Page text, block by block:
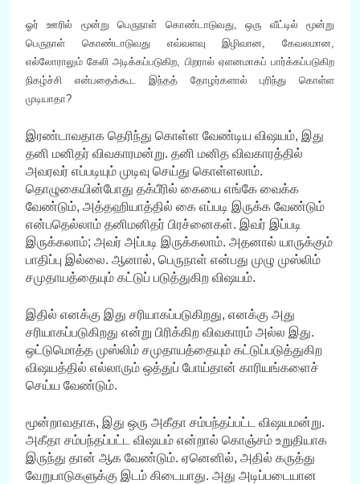
ஓர் ஊரில் மூன்று பெருநாள் கொண்டாடுவது, ஒரு வீட்டில் மூன்று
பெருநாள் கொண்டாடுவது எவ்வளவு இழிவான, கேவலமான,
எல்லோராலும் கேலி அடிக்கப்படுகிற, பிறரால் ஏளனமாகப் பார்க்கப்படுகிற
நிகழ்ச்சி என்பதைக்கூட இந்தத் தோழர்களால் புரிந்து கொள்ள
முடியாதா?
இரண்டாவதாக தெரிந்து கொள்ள வேண்டிய விஷயம், இது
தனி மனிதர் விவகாரமன்று. தனி மனித விவகாரத்தில்
அவரவர் எப்படியும் முடிவு செய்து கொள்ளலாம்.
தொழுகையின்போது தக்பீரில் கையை எங்கே வைக்க
வேண்டும், அத்தஹியாத்தில் கை எப்படி இருக்க வேண்டும்
என்பதெல்லாம் தனிமனிதர் பிரச்னைகள். இவர் இப்படி
இருக்கலாம்; அவர் அப்படி இருக்கலாம். அதனால் யாருக்கும்
பாதிப்பு இல்லை. ஆனால், பெருநாள் என்பது முழு முஸ்லிம்
சமுதாயத்தையும் கட்டுப் படுத்துகிற விஷயம்.
இதில் எனக்கு இது சரியாகப்படுகிறது, எனக்கு அது
சரியாகப்படுகிறது என்று பிரிக்கிற விவகாரம் அல்ல இது.
ஒட்டுமொத்த முஸ்லிம் சமுதாயத்தையும் கட்டுப்படுத்துகிற
விஷயத்தில் எல்லாரும் ஒத்துப் போய்தான் காரியங்களைச்
செய்ய வேண்டும்.
மூன்றாவதாக, இது ஒரு அகீதா சம்பந்தப்பட்ட விஷயமன்று.
அகீதா சம்பந்தப்பட்ட விஷயம் என்றால் கொஞ்சம் உறுதியாக
இருந்து தான் ஆக வேண்டும். ஏனெனில், அதில் கருத்து
வேறுபாடுகளுக்கு இடம் கிடையாது. அது அடிப்படையான